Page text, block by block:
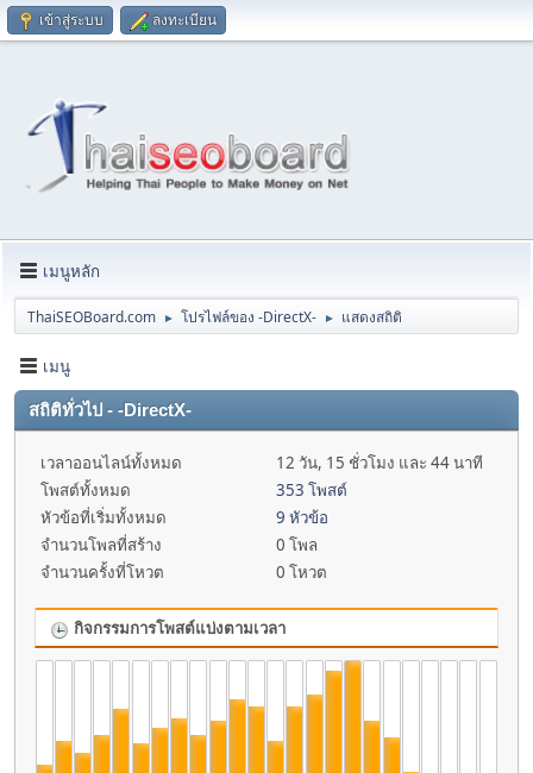
เข้าสู่ระบบ ลงทะเบียน
เมนูหลัก
ThaiSEOBoard.com ► โปรไฟล์ของ -DirectX- ► แสดงสถิติ
เมนู
สถิติทั่วไป - -DirectX-
เวลาออนไลน์ทั้งหมด
12 วัน, 15 ชั่วโมง และ 44 นาที
โพสต์ทั้งหมด
353 โพสต์
หัวข้อที่เริ่มทั้งหมด
9 หัวข้อ
จำนวนโพลที่สร้าง
0 โพล
จำนวนครั้งที่โหวต
0 โหวต
กิจกรรมการโพสต์แบ่งตามเวลา